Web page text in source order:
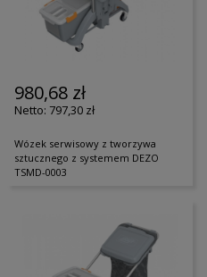
980,68 zł
797,30 zł
Wózek serwisowy z tworzywa
sztucznego z systemem DEZO
TSMD-0003